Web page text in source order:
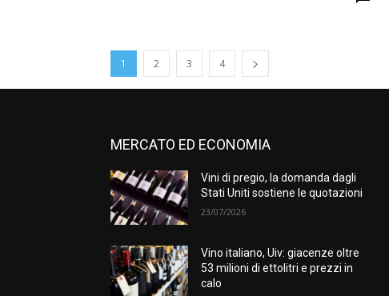
1 2 3 4
MERCATO ED ECONOMIA
Vini di pregio, la domanda dagli
Stati Uniti sostiene le quotazioni
23/07/2026
Vino italiano, Uiv: giacenze oltre
53 milioni di ettolitri e prezzi in
calo